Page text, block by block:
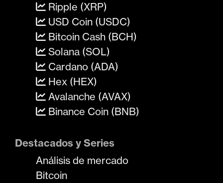
Ripple (XRP)
USD Coin (USDC)
Bitcoin Cash (BCH)
Solana (SOL)
Cardano (ADA)
Hex (HEX)
Avalanche (AVAX)
Binance Coin (BNB)
Destacados y Series
Análisis de mercado
Bitcoin